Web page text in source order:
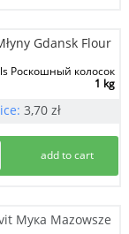
Gdansk Flour
Роскошный колосок
1 kg
3,70 zł
Мука Mazowsze